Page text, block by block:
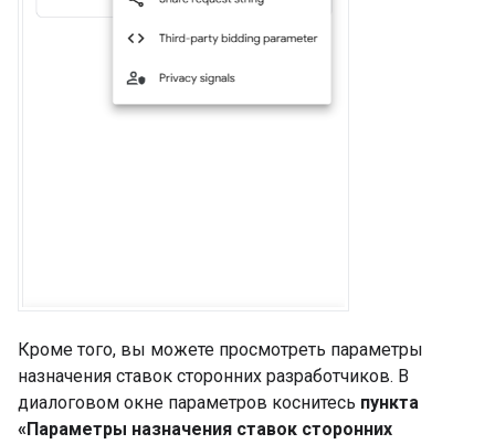
Кроме того, вы можете просмотреть параметры
назначения ставок сторонних разработчиков. В
диалоговом окне параметров коснитесь пункта
«Параметры назначения ставок сторонних